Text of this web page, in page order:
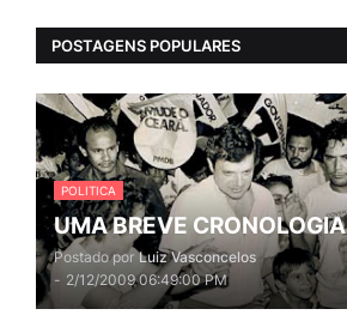
POSTAGENS POPULARES
POLITICA
UMA BREVE CRONOLOGIA
Postado por Luiz Vasconcelos
- 2/12/2009 06:49:00 PM